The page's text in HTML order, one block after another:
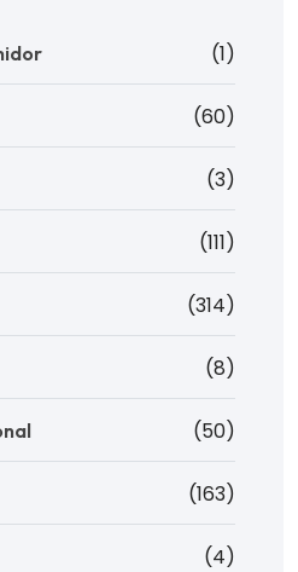
(1)
(60)
(3)
(111)
(314)
(8)
(50)
(163)
(4)